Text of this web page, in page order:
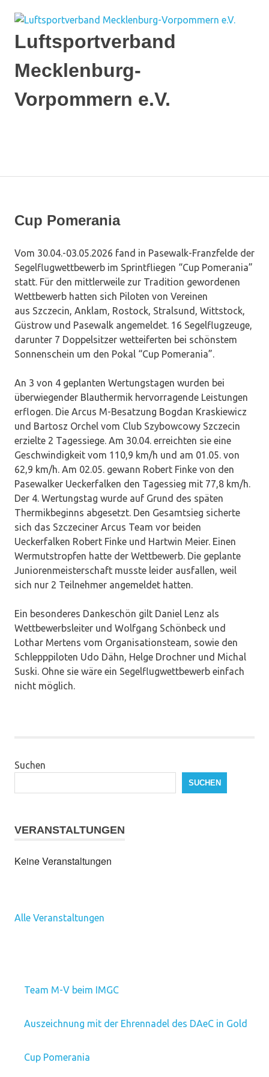
Inhalt
springen
Luftsportverband
Mecklenburg-
Vorpommern e.V.
Cup Pomerania
Vom 30.04.-03.05.2026 fand in Pasewalk-Franzfelde der
Segelflugwettbewerb im Sprintfliegen “Cup Pomerania”
statt. Für den mittlerweile zur Tradition gewordenen
Wettbewerb hatten sich Piloten von Vereinen
aus Szczecin, Anklam, Rostock, Stralsund, Wittstock,
Güstrow und Pasewalk angemeldet. 16 Segelflugzeuge,
darunter 7 Doppelsitzer wetteiferten bei schönstem
Sonnenschein um den Pokal “Cup Pomerania”.
An 3 von 4 geplanten Wertungstagen wurden bei
überwiegender Blauthermik hervorragende Leistungen
erflogen. Die Arcus M-Besatzung Bogdan Kraskiewicz
und Bartosz Orchel vom Club Szybowcowy Szczecin
erzielte 2 Tagessiege. Am 30.04. erreichten sie eine
Geschwindigkeit vom 110,9 km/h und am 01.05. von
62,9 km/h. Am 02.05. gewann Robert Finke von den
Pasewalker Ueckerfalken den Tagessieg mit 77,8 km/h.
Der 4. Wertungstag wurde auf Grund des späten
Thermikbeginns abgesetzt. Den Gesamtsieg sicherte
sich das Szczeciner Arcus Team vor beiden
Ueckerfalken Robert Finke und Hartwin Meier. Einen
Wermutstropfen hatte der Wettbewerb. Die geplante
Juniorenmeisterschaft musste leider ausfallen, weil
sich nur 2 Teilnehmer angemeldet hatten.
Ein besonderes Dankeschön gilt Daniel Lenz als
Wettbewerbsleiter und Wolfgang Schönbeck und
Lothar Mertens vom Organisationsteam, sowie den
Schlepppiloten Udo Dähn, Helge Drochner und Michal
Suski. Ohne sie wäre ein Segelflugwettbewerb einfach
nicht möglich.
Suchen
SUCHEN
VERANSTALTUNGEN
Keine Veranstaltungen
Alle Veranstaltungen
Team M-V beim IMGC
Auszeichnung mit der Ehrennadel des DAeC in Gold
Cup Pomerania